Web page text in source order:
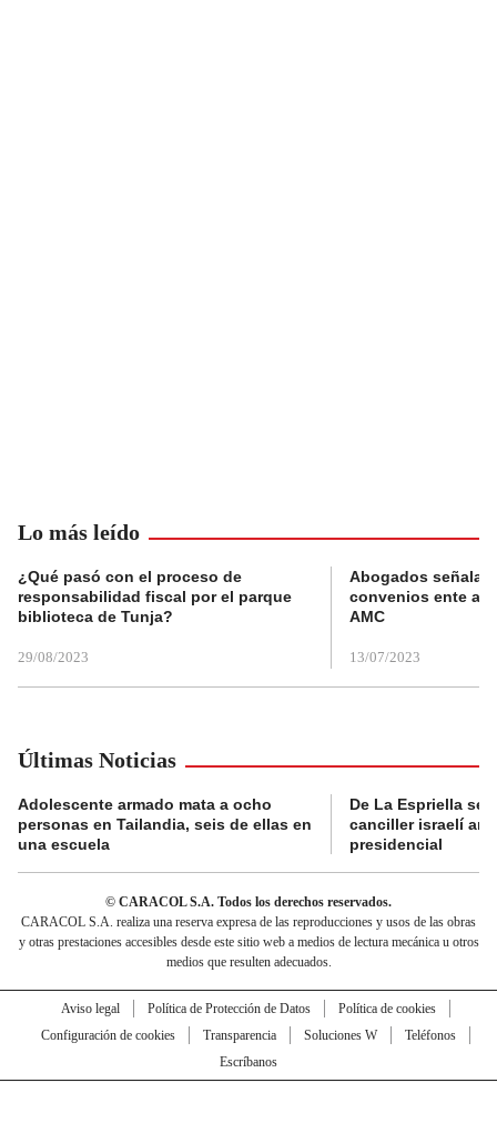
Lo más leído
¿Qué pasó con el proceso de
responsabilidad fiscal por el parque
biblioteca de Tunja?
29/08/2023
Abogados
convenios ente
AMC
13/07/2023
Últimas Noticias
Adolescente armado mata a ocho
personas en Tailandia, seis de ellas en
una escuela
De La Espriella se
canciller israelí
presidencial
© CARACOL S.A. Todos los derechos reservados.
CARACOL S.A. realiza una reserva expresa de las reproducciones y usos de las obras
y otras prestaciones accesibles desde este sitio web a medios de lectura mecánica u otros
medios que resulten adecuados.
Aviso legal Política de Protección de Datos
Política de cookies
Configuración de cookies
Transparencia Soluciones W
Teléfonos
Escríbanos